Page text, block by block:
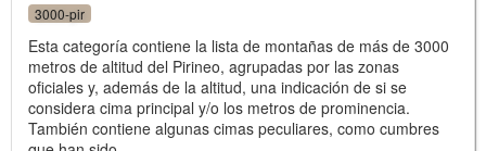
3000-pir
Esta categoría contiene la lista de montañas de más de 3000
metros de altitud del Pirineo, agrupadas por las zonas
oficiales y, además de la altitud, una indicación de si se
considera cima principal y/o los metros de prominencia.
También contiene algunas cimas peculiares, como cumbres